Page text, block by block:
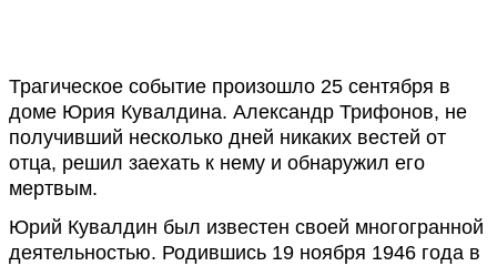
Трагическое событие произошло 25 сентября в
доме Юрия Кувалдина. Александр Трифонов, не
получивший несколько дней никаких вестей от
отца, решил заехать к нему и обнаружил его
мертвым.
Юрий Кувалдин был известен своей многогранной
деятельностью. Родившись 19 ноября 1946 года в